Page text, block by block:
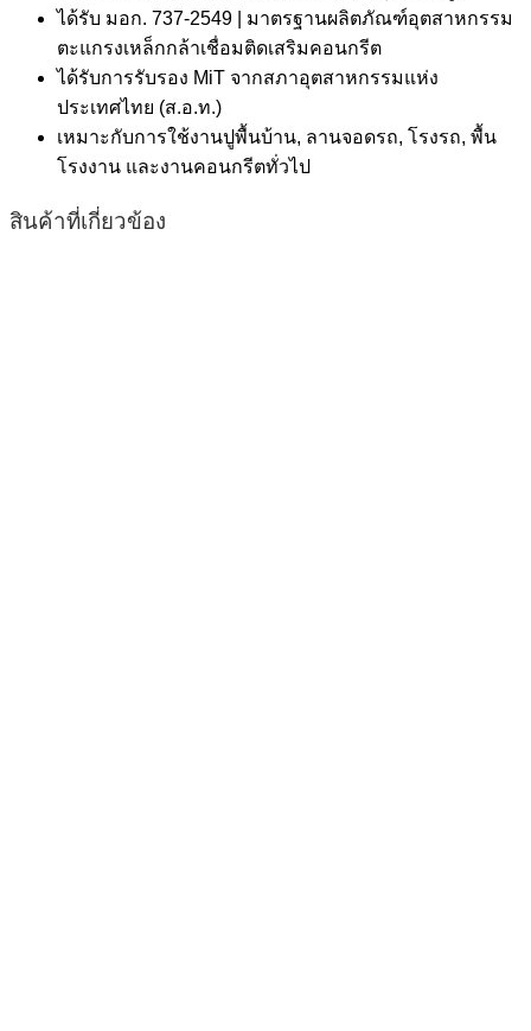
ได้รับ มอก. 737-2549 | มาตรฐานผลิตภัณฑ์อุตสาหกรรม
ตะแกรงเหล็กกล้าเชื่อมติดเสริมคอนกรีต
ได้รับการรับรอง MiT จากสภาอุตสาหกรรมแห่ง
ประเทศไทย (ส.อ.ท.)
เหมาะกับการใช้งานปูพื้นบ้าน, ลานจอดรถ, โรงรถ, พื้น
โรงงาน และงานคอนกรีตทั่วไป
สินค้าที่เกี่ยวข้อง